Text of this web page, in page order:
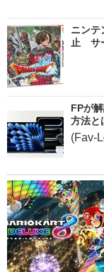
ニンテ
止 サ
FPが
方法と
(Fav-